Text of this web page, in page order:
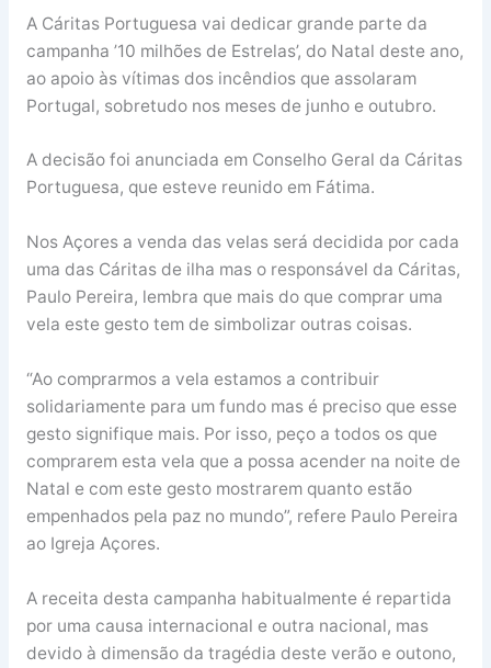
A Cáritas Portuguesa vai dedicar grande parte da
campanha ’10 milhões de Estrelas’, do Natal deste ano,
ao apoio às vítimas dos incêndios que assolaram
Portugal, sobretudo nos meses de junho e outubro.
A decisão foi anunciada em Conselho Geral da Cáritas
Portuguesa, que esteve reunido em Fátima.
Nos Açores a venda das velas será decidida por cada
uma das Cáritas de ilha mas o responsável da Cáritas,
Paulo Pereira, lembra que mais do que comprar uma
vela este gesto tem de simbolizar outras coisas.
“Ao comprarmos a vela estamos a contribuir
solidariamente para um fundo mas é preciso que esse
gesto signifique mais. Por isso, peço a todos os que
comprarem esta vela que a possa acender na noite de
Natal e com este gesto mostrarem quanto estão
empenhados pela paz no mundo”, refere Paulo Pereira
ao Igreja Açores.
A receita desta campanha habitualmente é repartida
por uma causa internacional e outra nacional, mas
devido à dimensão da tragédia deste verão e outono,